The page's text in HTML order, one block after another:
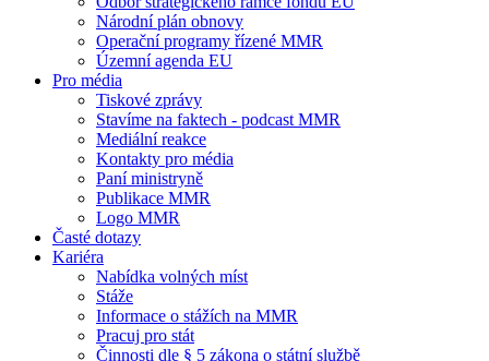
Národní plán obnovy
Operační programy řízené MMR
Územní agenda EU
Pro média
Tiskové zprávy
Stavíme na faktech - podcast MMR
Mediální reakce
Kontakty pro média
Paní ministryně
Publikace MMR
Logo MMR
Časté dotazy
Kariéra
Nabídka volných míst
Stáže
Informace o stážích na MMR
Pracuj pro stát
Činnosti dle § 5 zákona o státní službě